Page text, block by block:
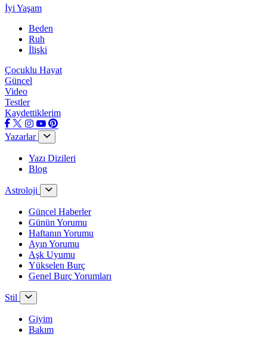
İyi Yaşam
Beden
Ruh
İlişki
Çocuklu Hayat
Güncel
Video
Testler
Kaydettiklerim
Yazarlar
Yazı Dizileri
Blog
Astroloji
Güncel Haberler
Günün Yorumu
Haftanın Yorumu
Ayın Yorumu
Aşk Uyumu
Yükselen Burç
Genel Burç Yorumları
Stil
Giyim
Bakım